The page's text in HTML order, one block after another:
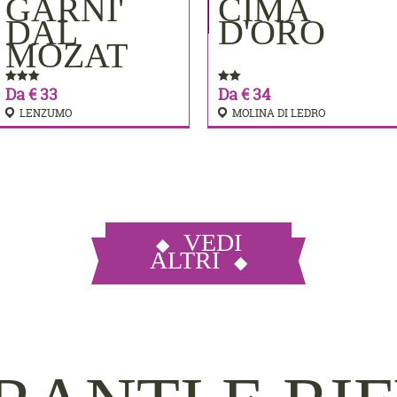
GARNI'
DAL
MOZAT
Da € 33
LENZUMO
PRENOTA CIMA
D'ORO
Da € 34
MOLINA DI LEDRO
PRENOTA
VEDI
ALTRI